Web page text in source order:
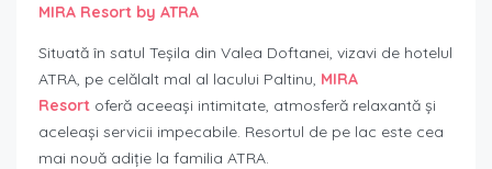
MIRA Resort by ATRA
Situată în satul Teșila din Valea Doftanei, vizavi de hotelul
ATRA, pe celălalt mal al lacului Paltinu, MIRA
Resort oferă aceeași intimitate, atmosferă relaxantă și
aceleași servicii impecabile. Resortul de pe lac este cea
mai nouă adiție la familia ATRA.